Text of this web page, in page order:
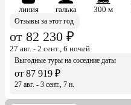
линия галька 300 м
Отзывы за этот год
от 82 230 ₽
27 авг. - 2 сент., 6 ночей
Выгодные туры на соседние даты
от 87 919 ₽
27 авг. - 3 сент., 7 н.